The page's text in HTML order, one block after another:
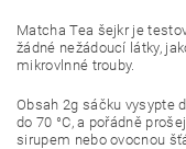
Matcha Tea šejkr je
žádné nežádoucí látky,
mikrovlnné trouby.
Obsah 2g sáčku vysypte
do 70 °C, a pořádně
sirupem nebo ovocnou